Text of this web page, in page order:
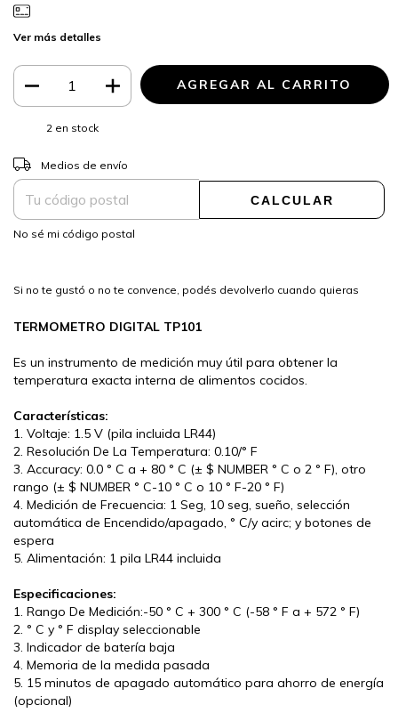
Ver más detalles
2 en stock
Entregas para el CP:
Medios de envío
CALCULAR
No sé mi código postal
Si no te gustó o no te convence, podés devolverlo cuando quieras
TERMOMETRO DIGITAL TP101
Es un instrumento de medición muy útil para obtener la
temperatura exacta interna de alimentos cocidos.
Características:
1. Voltaje: 1.5 V (pila incluida LR44)
2. Resolución De La Temperatura: 0.10/° F
3. Accuracy: 0.0 ° C a + 80 ° C (± $ NUMBER ° C o 2 ° F), otro
rango (± $ NUMBER ° C-10 ° C o 10 ° F-20 ° F)
4. Medición de Frecuencia: 1 Seg, 10 seg, sueño, selección
automática de Encendido/apagado, ° C/y acirc; y botones de
espera
5. Alimentación: 1 pila LR44 incluida
Especificaciones:
1. Rango De Medición:-50 ° C + 300 ° C (-58 ° F a + 572 ° F)
2. ° C y ° F display seleccionable
3. Indicador de batería baja
4. Memoria de la medida pasada
5. 15 minutos de apagado automático para ahorro de energía
(opcional)